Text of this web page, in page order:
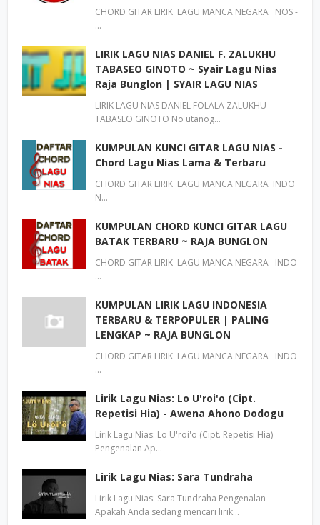
CHORD GITAR LIRIK LAGU MANCA NEGARA NOS -
…
LIRIK LAGU NIAS DANIEL F. ZALUKHU
TABASEO GINOTO ~ Syair Lagu Nias
Raja Bunglon | SYAIR LAGU NIAS
LIRIK LAGU NIAS DANIEL FOLALA ZALUKHU
TABASEO GINOTO No utanög…
KUMPULAN KUNCI GITAR LAGU NIAS -
Chord Lagu Nias Lama & Terbaru
CHORD GITAR LIRIK LAGU MANCA NEGARA INDO
N…
KUMPULAN CHORD KUNCI GITAR LAGU
BATAK TERBARU ~ RAJA BUNGLON
CHORD GITAR LIRIK LAGU MANCA NEGARA INDO
…
KUMPULAN LIRIK LAGU INDONESIA
TERBARU & TERPOPULER | PALING
LENGKAP ~ RAJA BUNGLON
CHORD GITAR LIRIK LAGU MANCA NEGARA INDO
…
Lirik Lagu Nias: Lo U'roi'o (Cipt.
Repetisi Hia) - Awena Ahono Dodogu
Lirik Lagu Nias: Lo U'roi'o (Cipt. Repetisi Hia)
Pengenalan Ap…
Lirik Lagu Nias: Sara Tundraha
Lirik Lagu Nias: Sara Tundraha Pengenalan
Apakah Anda sedang mencari lirik…